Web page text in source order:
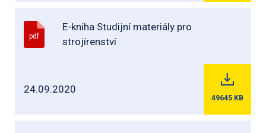
pdf
E-kniha Studijní materiály pro
strojírenství
24.09.2020
49645 KB